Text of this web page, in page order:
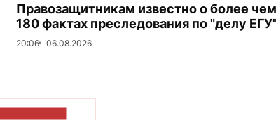
Правозащитникам известно о более чем
180 фактах преследования по "делу
20:06 06.08.2026